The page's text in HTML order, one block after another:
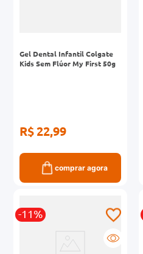
Gel Dental Infantil Colgate
Kids Sem Flúor My First 50g
R$ 22,99
comprar agora
-11%